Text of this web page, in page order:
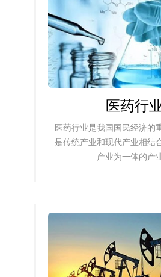
医药行
医药行业是我国国民经济的
是传统产业和现代产业相结
产业为一体的产